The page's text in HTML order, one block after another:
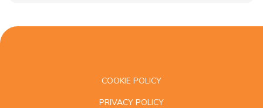
COOKIE POLICY
PRIVACY POLICY